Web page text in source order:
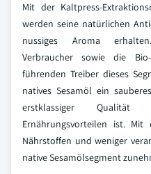
Mit der Kaltpress-
werden seine natürlichen
nussiges Aroma
Verbraucher sowie die
führenden Treiber dieses
natives Sesamöl ein
erstklassiger
Ernährungsvorteilen ist. Mit
Nährstoffen und weniger
native Sesamölsegment